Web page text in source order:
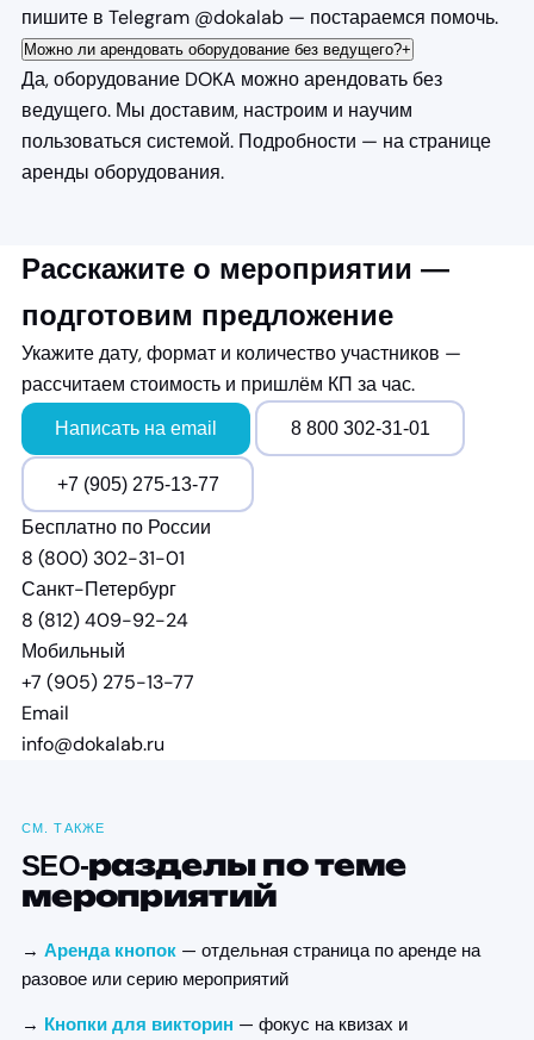
пишите в Telegram @dokalab — постараемся помочь.
Можно ли арендовать оборудование без ведущего?+
Да, оборудование DOKA можно арендовать без
ведущего. Мы доставим, настроим и научим
пользоваться системой. Подробности — на странице
аренды оборудования.
Расскажите о мероприятии —
подготовим предложение
Укажите дату, формат и количество участников —
рассчитаем стоимость и пришлём КП за час.
Написать на email 8 800 302-31-01
+7 (905) 275-13-77
Бесплатно по России
8 (800) 302-31-01
Санкт-Петербург
8 (812) 409-92-24
Мобильный
+7 (905) 275-13-77
Email
info@dokalab.ru
СМ. ТАКЖЕ
SEO-разделы по теме
мероприятий
→ Аренда кнопок — отдельная страница по аренде на
разовое или серию мероприятий
→ Кнопки для викторин — фокус на квизах и